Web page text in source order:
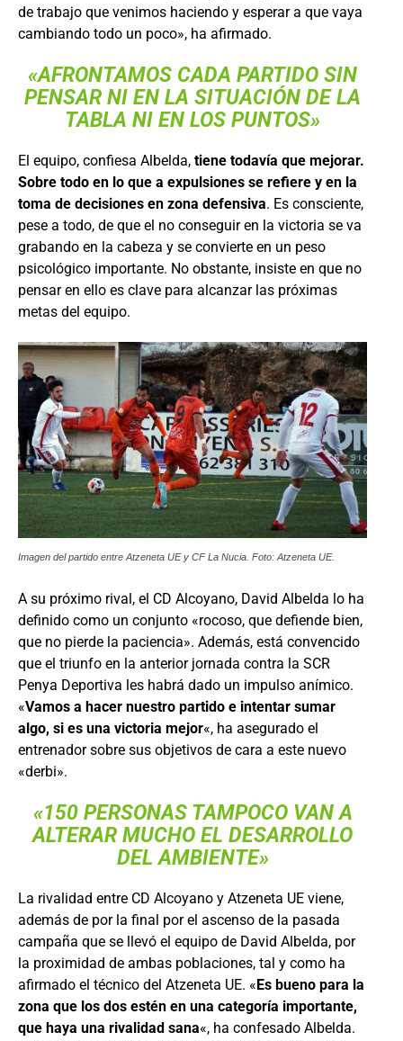
de trabajo que venimos haciendo y esperar a que vaya
cambiando todo un poco», ha afirmado.
«AFRONTAMOS CADA PARTIDO SIN
PENSAR NI EN LA SITUACIÓN DE LA
TABLA NI EN LOS PUNTOS»
El equipo, confiesa Albelda, tiene todavía que mejorar.
Sobre todo en lo que a expulsiones se refiere y en la
toma de decisiones en zona defensiva. Es consciente,
pese a todo, de que el no conseguir en la victoria se va
grabando en la cabeza y se convierte en un peso
psicológico importante. No obstante, insiste en que no
pensar en ello es clave para alcanzar las próximas
metas del equipo.
Imagen del partido entre Atzeneta UE y CF La Nucia. Foto: Atzeneta UE.
A su próximo rival, el CD Alcoyano, David Albelda lo ha
definido como un conjunto «rocoso, que defiende bien,
que no pierde la paciencia». Además, está convencido
que el triunfo en la anterior jornada contra la SCR
Penya Deportiva les habrá dado un impulso anímico.
«Vamos a hacer nuestro partido e intentar sumar
algo, si es una victoria mejor«, ha asegurado el
entrenador sobre sus objetivos de cara a este nuevo
«derbi».
«150 PERSONAS TAMPOCO VAN A
ALTERAR MUCHO EL DESARROLLO
DEL AMBIENTE»
La rivalidad entre CD Alcoyano y Atzeneta UE viene,
además de por la final por el ascenso de la pasada
campaña que se llevó el equipo de David Albelda, por
la proximidad de ambas poblaciones, tal y como ha
afirmado el técnico del Atzeneta UE. « Es bueno para la
zona que los dos estén en una categoría importante,
que haya una rivalidad sana«, ha confesado Albelda.